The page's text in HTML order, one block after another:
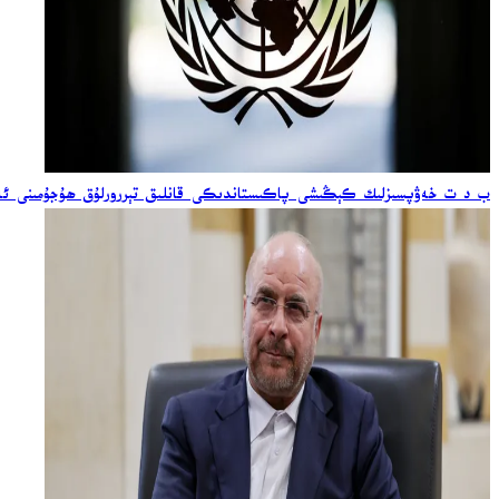
ب د ت خەۋپسىزلىك كېڭىشى پاكىستاندىكى قانلىق تېررورلۇق ھۇجۇمىنى